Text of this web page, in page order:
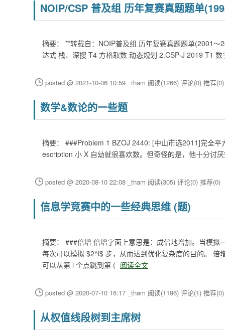
NOIP/CSP 普及组 历年复赛真题题单
摘要： **转载自：NOIP普及组 历年复赛真题题单(2001
达式 栈、深搜 T4 方格取数 动态规划 2.CSP-J 2019 T1
posted @ 2021-10-06 10:59 _tham 阅读(1266) 评论(0) 推荐(0)
数学&数论的一些题
摘要： ###Problem 1 BZOJ 2440: [中山市选2011]完全
escription 小 X 自幼就很喜欢数。但奇怪的是，他十分讨
posted @ 2020-08-10 22:08 _tham 阅读(305) 评论(0) 推荐(0)
信息学竞赛中的一些经典思维 (题)
摘要： ###倍增 倍增字面上意思是：成倍地增加。当模
每次可以模拟 $2^i$ 步，从而达到优化复杂度的目的。
可以从第 i 个点跳到第 ( 阅读全文
posted @ 2020-07-10 16:17 _tham 阅读(1196) 评论(1) 推荐(0)
从权值线段树到主席树